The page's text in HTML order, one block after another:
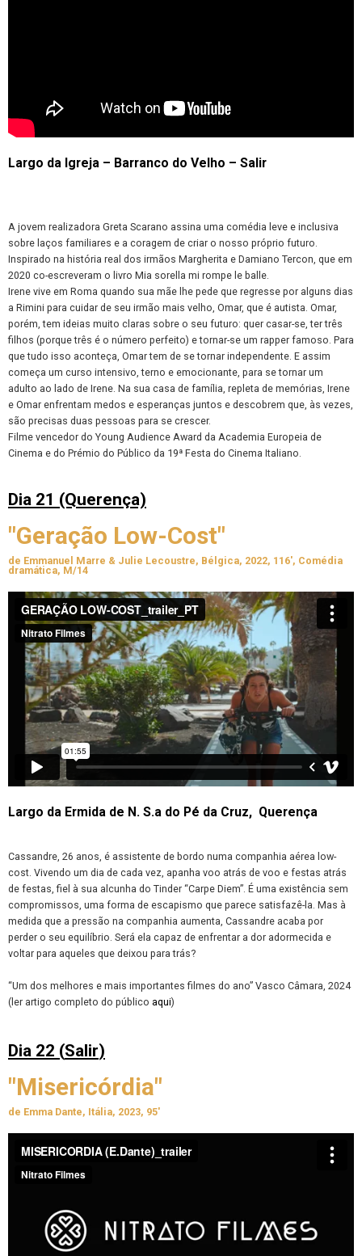
Largo da Igreja – Barranco do Velho – Salir
A jovem realizadora Greta Scarano assina uma comédia leve e inclusiva
sobre laços familiares e a coragem de criar o nosso próprio futuro.
Inspirado na história real dos irmãos Margherita e Damiano Tercon, que em
2020 co-escreveram o livro Mia sorella mi rompe le balle.
Irene vive em Roma quando sua mãe lhe pede que regresse por alguns dias
a Rimini para cuidar de seu irmão mais velho, Omar, que é autista. Omar,
porém, tem ideias muito claras sobre o seu futuro: quer casar-se, ter três
filhos (porque três é o número perfeito) e tornar-se um rapper famoso. Para
que tudo isso aconteça, Omar tem de se tornar independente. E assim
começa um curso intensivo, terno e emocionante, para se tornar um
adulto ao lado de Irene. Na sua casa de família, repleta de memórias, Irene
e Omar enfrentam medos e esperanças juntos e descobrem que, às vezes,
são precisas duas pessoas para se crescer.
Filme vencedor do Young Audience Award da Academia Europeia de
Cinema e do Prémio do Público da 19ª Festa do Cinema Italiano.
Dia 21 (Querença)
"Geração Low-Cost"
de Emmanuel Marre & Julie Lecoustre, Bélgica, 2022, 116', Comédia
dramática, M/14
Largo da Ermida de N. S.a do Pé da Cruz, Querença
Cassandre, 26 anos, é assistente de bordo numa companhia aérea low-
cost. Vivendo um dia de cada vez, apanha voo atrás de voo e festas atrás
de festas, fiel à sua alcunha do Tinder “Carpe Diem”. É uma existência sem
compromissos, uma forma de escapismo que parece satisfazê-la. Mas à
medida que a pressão na companhia aumenta, Cassandre acaba por
perder o seu equilíbrio. Será ela capaz de enfrentar a dor adormecida e
voltar para aqueles que deixou para trás?
“Um dos melhores e mais importantes filmes do ano” Vasco Câmara, 2024
(ler artigo completo do público aqui)
Dia 22 (Salir)
"Misericórdia"
de Emma Dante, Itália, 2023, 95'